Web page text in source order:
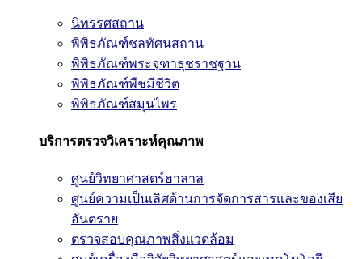
นิทรรศสถาน
พิพิธภัณฑ์ชลทัศนสถาน
พิพิธภัณฑ์พระจุฑาธุชราชฐาน
พิพิธภัณฑ์พืชมีชีวิต
พิพิธภัณฑ์สมุนไพร
บริการตรวจวิเคราะห์คุณภาพ
ศูนย์วิทยาศาสตร์ฮาลาล
ศูนย์ความเป็นเลิศด้านการจัดการสารและของเสีย
อันตราย
ตรวจสอบคุณภาพสิ่งแวดล้อม